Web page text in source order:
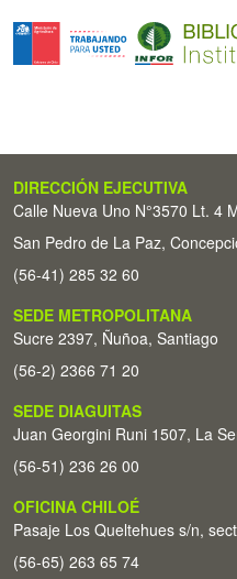
DIRECCIÓN EJECUTIVA
Calle Nueva Uno N°3570 Lt. 4
San Pedro de La Paz,
(56-41) 285 32 60
SEDE METROPOLITANA
Sucre 2397, Ñuñoa, Santiago
(56-2) 2366 71 20
SEDE DIAGUITAS
Juan Georgini Runi 1507, La
(56-51) 236 26 00
OFICINA CHILOÉ
Pasaje Los Queltehues s/n,
(56-65) 263 65 74